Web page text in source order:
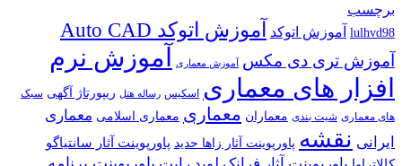
برچسب
lulhvd98 آموزش اتوکد آموزش اتوکد Auto CAD
آموزش تری دی مکس آموزش معماری
آموزش نرم
افزار های معماری اسکیس رساله هتل ریپورتاژ آگهی سبک
های معماری شیت بندی معماران معماری معماری اسلامی معماری
ایرانی نقشه پاورپوینت آثار زاها حدید پاورپوینت آثار سانتیاگو